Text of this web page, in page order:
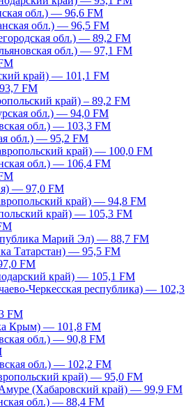
обл.) — 96,6 FM
обл.) — 96,5 FM
обл.) — 89,2 FM
обл.) — 97,1 FM
край) — 101,1 FM
FM
край) – 89,2 FM
обл.) — 94,0 FM
обл.) — 103,3 FM
обл.) — 95,2 FM
край) — 100,0 FM
обл.) — 106,4 FM
— 97,0 FM
край) — 94,8 FM
край) — 105,3 FM
Марий Эл) — 88,7 FM
Татарстан) — 95,5 FM
FM
край) — 105,1 FM
Черкесская республика) — 102,3
FM
Крым) — 101,8 FM
обл.) — 90,8 FM
обл.) — 102,2 FM
край) — 95,0 FM
(Хабаровский край) — 99,9 FM
обл.) — 88,4 FM